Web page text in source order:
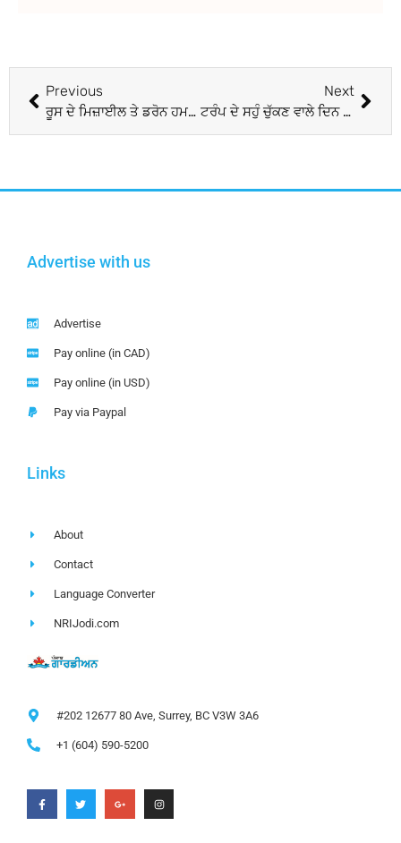
Previous
ਰੂਸ ਦੇ ਮਿਜ਼ਾਈਲ ਤੇ ਡਰੋਨ ਹਮਲਿਆਂ ’ਚ ਯੂਕਰੇਨ ਦਾ ਸਭ ਤੋਂ ਵੱਡਾ ਊਰਜਾ ਪਲਾਂਟ ਤਬਾਹ
Next
ਟਰੰਪ ਦੇ ਸਹੁੰ ਚੁੱਕਣ ਵਾਲੇ ਦਿਨ ਹੀ ਜਵਾਬੀ ਕਾਰਵਾਈ ਕਰੇਗਾ ਕੈਨੇਡਾ
Advertise with us
Advertise
Pay online (in CAD)
Pay online (in USD)
Pay via Paypal
Links
About
Contact
Language Converter
NRIJodi.com
#202 12677 80 Ave, Surrey, BC V3W 3A6
+1 (604) 590-5200